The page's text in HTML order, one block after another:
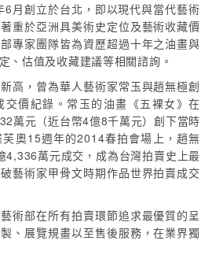
月創立於台北，即以現代與當代藝術
重於亞洲具美術史定位及藝術收藏價
專家團隊皆為資歷超過十年之油畫與
、估值及收藏建議等相關諮詢。
高，曾為華人藝術家常玉與趙無極創
價紀錄。常玉的油畫《五裸女》在
萬元（近台幣4億8千萬元）創下當時
奧15週年的2014春拍會場上，趙無
4,336萬元成交，成為台灣拍賣史上最
藝術家甲骨文時期作品世界拍賣成交
術部在所有拍賣環節追求最優質的呈
、展覽規畫以至售後服務，在業界獨